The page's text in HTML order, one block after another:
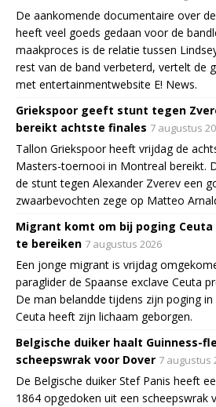
De aankomende documentaire over
heeft veel goeds gedaan voor de
maakproces is de relatie tussen
rest van de band verbeterd, vertelt de
met entertainmentwebsite E! News.
Griekspoor geeft stunt tegen
bereikt achtste finales 7 augustus
Tallon Griekspoor heeft vrijdag de
Masters-toernooi in Montreal bereikt.
de stunt tegen Alexander Zverev een
zwaarbevochten zege op Matteo
Migrant komt om bij poging
te bereiken 7 augustus 2026
Een jonge migrant is vrijdag
paraglider de Spaanse exclave Ceuta
De man belandde tijdens zijn poging in
Ceuta heeft zijn lichaam geborgen.
Belgische duiker haalt Guinness-
scheepswrak voor Dover 7 augustus
De Belgische duiker Stef Panis heeft
1864 opgedoken uit een scheepswrak